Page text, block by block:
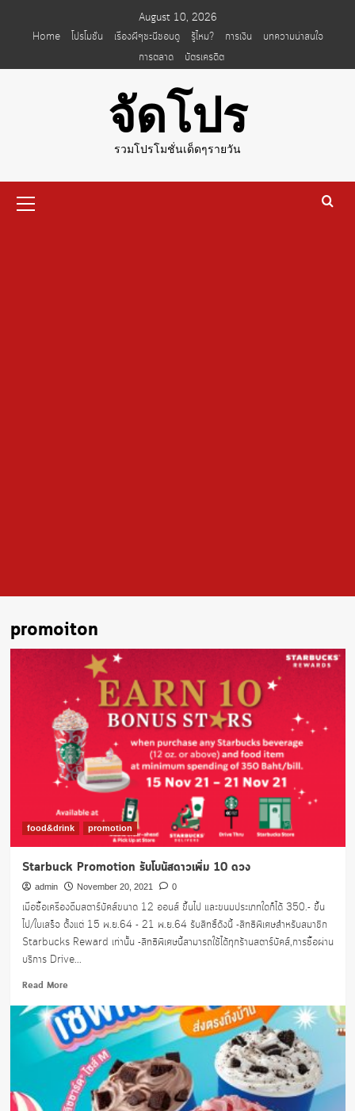
August 10, 2026
Home
โปรโมชั่น เรื่องผีๆชะนีชอบดู รู้ไหม? การเงิน
บทความน่าสนใจ
การตลาด
บัตรเครดิต
จัดโปร
รวมโปรโมชั่นเด็ดๆรายวัน
Menu
promoiton
food&drink promotion
Starbuck Promotion รับโบนัสดาวเพิ่ม 10 ดวง
admin November 20, 2021 0
เมื่อซื้อเครื่องดื่มสตาร์บัคส์ขนาด 12 ออนส์ ขึ้นไป และขนมประเภทใดก็ได้ 350.- ขึ้น
ไป/ใบเสร็จ ตั้งแต่ 15 พ.ย.64 - 21 พ.ย.64 รับสิทธิ์ดังนี้ -สิทธิพิเศษสำหรับสมาชิก
Starbucks Reward เท่านั้น -สิทธิพิเศษนี้สามารถใช้ได้ทุกร้านสตาร์บัคส์,การซื้อผ่าน
บริการ Drive...
Read MoreRead
about
Starbuck
Promotion
โบนัส
ดาว
เพิ่ม